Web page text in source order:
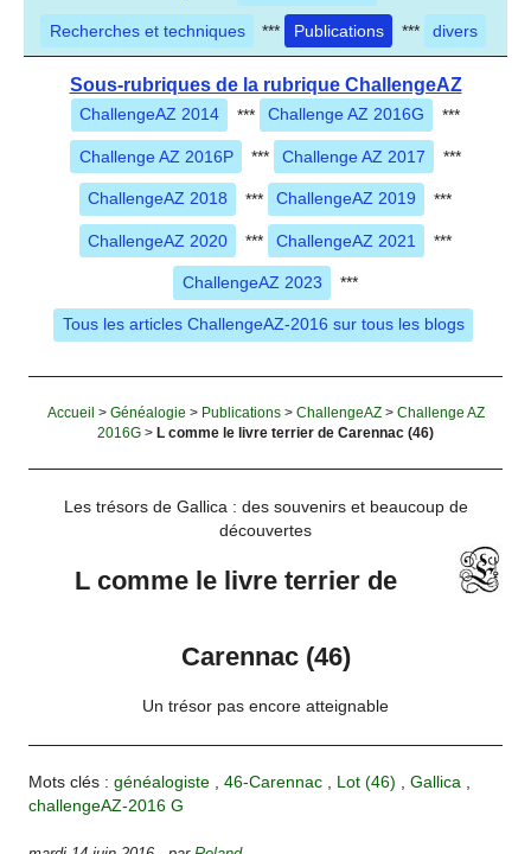
Recherches et techniques *** Publications *** divers
Sous-rubriques de la rubrique ChallengeAZ
ChallengeAZ 2014 *** Challenge AZ 2016G ***
Challenge AZ 2016P *** Challenge AZ 2017 ***
ChallengeAZ 2018 *** ChallengeAZ 2019 ***
ChallengeAZ 2020 *** ChallengeAZ 2021 ***
ChallengeAZ 2023 ***
Tous les articles ChallengeAZ-2016 sur tous les blogs
Accueil > Généalogie > Publications> ChallengeAZ> Challenge AZ
2016G > L comme le livre terrier de Carennac (46)
Les trésors de Gallica : des souvenirs et beaucoup de
découvertes
L comme le livre terrier de
Carennac (46)
Un trésor pas encore atteignable
Mots clés :généalogiste ,46-Carennac , Lot (46) ,Gallica ,
challengeAZ-2016 G